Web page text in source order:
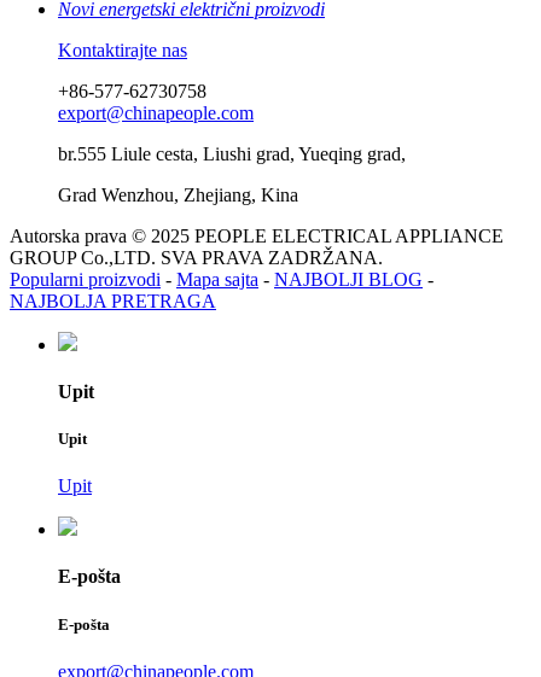
Novi energetski električni proizvodi
Kontaktirajte nas
+86-577-62730758
export@chinapeople.com
br.555 Liule cesta, Liushi grad, Yueqing grad,
Grad Wenzhou, Zhejiang, Kina
Autorska prava © 2025 PEOPLE ELECTRICAL APPLIANCE
GROUP Co.,LTD. SVA PRAVA ZADRŽANA.
Popularni proizvodi - Mapa sajta - NAJBOLJI BLOG -
NAJBOLJA PRETRAGA
Upit
Upit
Upit
E-pošta
E-pošta
export@chinapeople.com